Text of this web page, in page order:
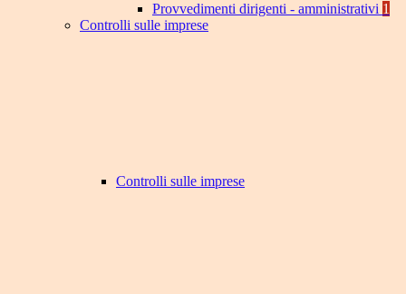
Provvedimenti dirigenti - amministrativi 1
Controlli sulle imprese
Controlli sulle imprese